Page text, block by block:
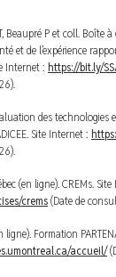
Beaupré P et coll. Boîte à
et de l’expérience
Internet : https://bit.ly/
des technologies
. Site Internet :
(en ligne).CREMs.
crems(Date de
ligne). Formation
accueil/